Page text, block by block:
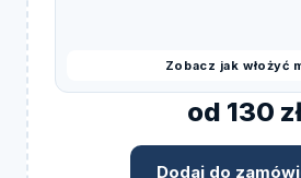
Zobacz jak włożyć
od 130
Dodaj do